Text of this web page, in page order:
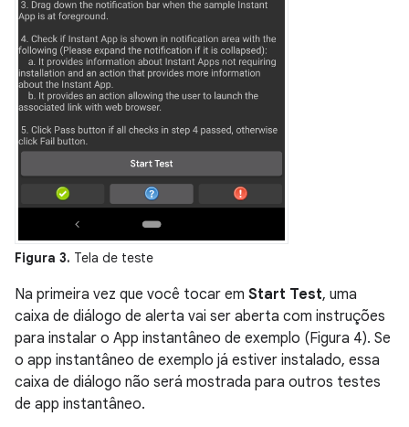
Figura 3. Tela de teste
Na primeira vez que você tocar em Start Test, uma
caixa de diálogo de alerta vai ser aberta com instruções
para instalar o App instantâneo de exemplo (Figura 4). Se
o app instantâneo de exemplo já estiver instalado, essa
caixa de diálogo não será mostrada para outros testes
de app instantâneo.